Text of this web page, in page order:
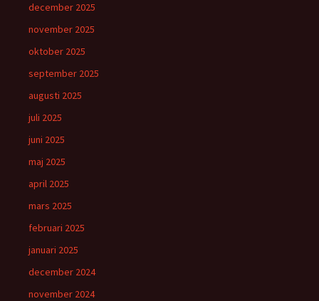
december 2025
november 2025
oktober 2025
september 2025
augusti 2025
juli 2025
juni 2025
maj 2025
april 2025
mars 2025
februari 2025
januari 2025
december 2024
november 2024